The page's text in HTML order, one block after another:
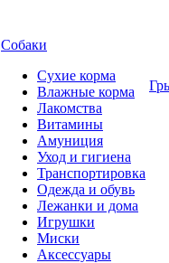
Собаки
Сухие корма
Влажные корма
Лакомства
Витамины
Амуниция
Уход и гигиена
Транспортировка
Одежда и обувь
Лежанки и дома
Игрушки
Миски
Аксессуары